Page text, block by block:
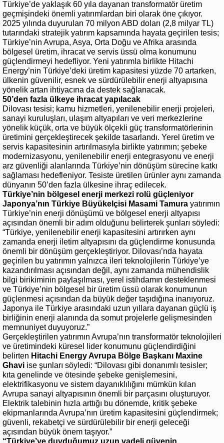
Türkiye’de yaklaşık 60 yıla dayanan transformatör üretim
geçmişindeki önemli yatırımlardan biri olarak öne çıkıyor.
2025 yılında duyurulan 70 milyon ABD doları (2,8 milyar TL)
tutarındaki stratejik yatırım kapsamında hayata geçirilen tesis;
Türkiye’nin Avrupa, Asya, Orta Doğu ve Afrika arasında
bölgesel üretim, ihracat ve servis üssü olma konumunu
güçlendirmeyi hedefliyor. Yeni yatırımla birlikte Hitachi
Energy’nin Türkiye’deki üretim kapasitesi yüzde 70 artarken,
ülkenin güvenilir, esnek ve sürdürülebilir enerji altyapısına
yönelik artan ihtiyacına da destek sağlanacak.
50’den fazla ülkeye ihracat yapılacak
Dilovası tesisi; kamu hizmetleri, yenilenebilir enerji projeleri,
sanayi kuruluşları, ulaşım altyapıları ve veri merkezlerine
yönelik küçük, orta ve büyük ölçekli güç transformatörlerinin
üretimini gerçekleştirecek şekilde tasarlandı. Yerel üretim ve
servis kapasitesinin artırılmasıyla birlikte yatırımın; şebeke
modernizasyonu, yenilenebilir enerji entegrasyonu ve enerji
arz güvenliği alanlarında Türkiye’nin dönüşüm sürecine katkı
sağlaması hedefleniyor. Tesiste üretilen ürünler aynı zamanda
dünyanın 50’den fazla ülkesine ihraç edilecek.
Türkiye’nin bölgesel enerji merkezi rolü güçleniyor
Japonya’nın Türkiye Büyükelçisi Masami Tamura yatırımın
Türkiye’nin enerji dönüşümü ve bölgesel enerji altyapısı
açısından önemli bir adım olduğunu belirterek şunları söyledi:
“Türkiye, yenilenebilir enerji kapasitesini artırırken aynı
zamanda enerji iletim altyapısını da güçlendirme konusunda
önemli bir dönüşüm gerçekleştiriyor. Dilovası’nda hayata
geçirilen bu yatırımın yalnızca ileri teknolojilerin Türkiye’ye
kazandırılması açısından değil, aynı zamanda mühendislik
bilgi birikiminin paylaşılması, yerel istihdamın desteklenmesi
ve Türkiye’nin bölgesel bir üretim üssü olarak konumunun
güçlenmesi açısından da büyük değer taşıdığına inanıyoruz.
Japonya ile Türkiye arasındaki uzun yıllara dayanan güçlü iş
birliğinin enerji alanında da somut projelerle gelişmesinden
memnuniyet duyuyoruz.”
Gerçekleştirilen yatırımın Avrupa’nın transformatör teknolojileri
ve üretimindeki küresel lider konumunu güçlendirdiğini
belirten Hitachi Energy Avrupa Bölge Başkanı Maxine
Ghavi ise şunları söyledi: “Dilovası gibi donanımlı tesisler;
kıta genelinde ve ötesinde şebeke genişlemesini,
elektrifikasyonu ve sistem dayanıklılığını mümkün kılan
Avrupa sanayi altyapısının önemli bir parçasını oluşturuyor.
Elektrik talebinin hızla arttığı bu dönemde, kritik şebeke
ekipmanlarında Avrupa’nın üretim kapasitesini güçlendirmek;
güvenli, rekabetçi ve sürdürülebilir bir enerji geleceği
açısından büyük önem taşıyor.”
“Türkiye’ye duyduğumuz uzun vadeli güvenin